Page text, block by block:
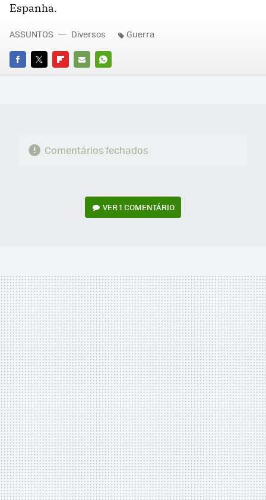
Espanha.
FACEBOOK
TWITTERFLIPBOARD
E-
WHATSAPP
ASSUNTOS Diversos Guerra
Comentários fechados
VER1 COMENTÁRIO